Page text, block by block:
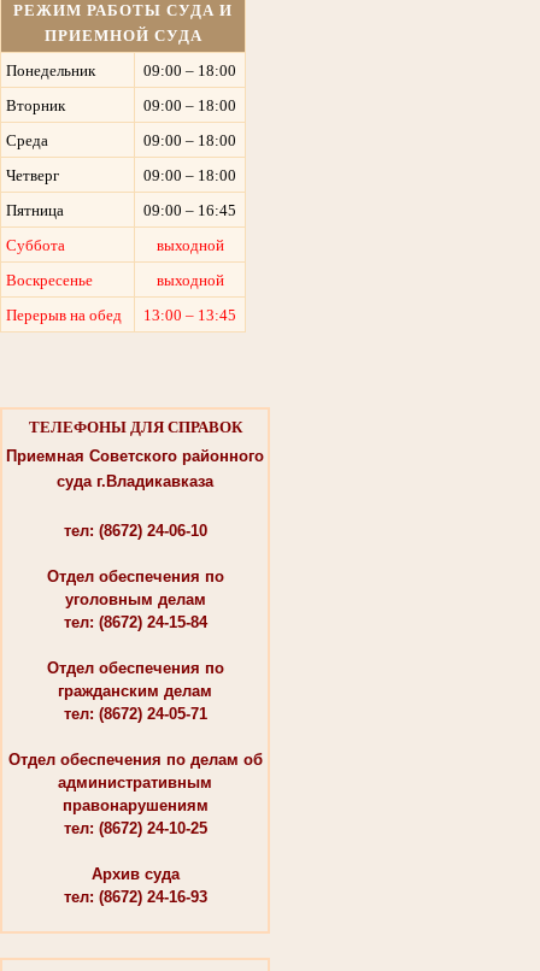
РЕЖИМ РАБОТЫ СУДА И
ПРИЕМНОЙ СУДА
Понедельник
09:00 – 18:00
Вторник
09:00 – 18:00
Среда
09:00 – 18:00
Четверг
09:00 – 18:00
Пятница
09:00 – 16:45
Суббота
выходной
Воскресенье
выходной
Перерыв на обед
13:00 – 13:45
ТЕЛЕФОНЫ ДЛЯ СПРАВОК
Приемная Советского районного
суда г.Владикавказа
тел: (8672) 24-06-10
Отдел обеспечения по
уголовным делам
тел: (8672) 24-15-84
Отдел обеспечения по
гражданским делам
тел: (8672) 24-05-71
Отдел обеспечения по делам об
административным
правонарушениям
тел: (8672) 24-10-25
Архив суда
тел: (8672) 24-16-93